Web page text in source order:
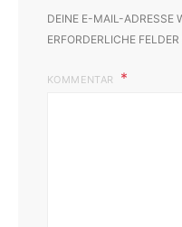
DEINE E-MAIL-ADRESSE
ERFORDERLICHE
KOMMENTAR